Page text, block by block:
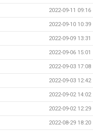
2022-09-11 09:16
2022-09-10 10:39
2022-09-09 13:31
2022-09-06 15:01
2022-09-03 17:08
2022-09-03 12:42
2022-09-02 14:02
2022-09-02 12:29
2022-08-29 18:20